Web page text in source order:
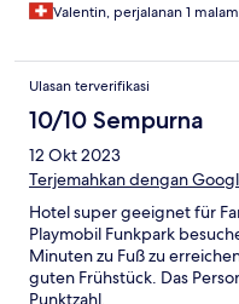
Valentin, perjalanan 1 malam
Ulasan terverifikasi
10/10 Sempurna
12 Okt 2023
Terjemahkan dengan
Hotel super geeignet für
Playmobil Funkpark
Minuten zu Fuß zu
guten Frühstück. Das
Punktzahl.